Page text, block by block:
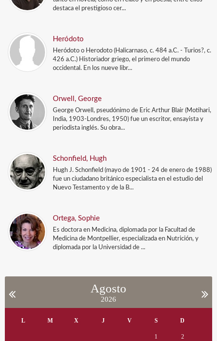
destaca el prestigioso cer...
Heródoto
Heródoto o Herodoto (Halicarnaso, c. 484 a.C. - Turios?, c.
426 a.C.) Historiador griego, el primero del mundo
occidental. En los nueve libr...
Orwell, George
George Orwell, pseudónimo de Eric Arthur Blair (Motihari,
India, 1903-Londres, 1950) fue un escritor, ensayista y
periodista inglés. Su obra...
Schonfield, Hugh
Hugh J. Schonfield (mayo de 1901 - 24 de enero de 1988)
fue un ciudadano británico especialista en el estudio del
Nuevo Testamento y de la B...
Ortega, Sophie
Es doctora en Medicina, diplomada por la Facultad de
Medicina de Montpellier, especializada en Nutrición, y
diplomada por la Universidad de ...
Agosto
2026
L M X J V S D
1
2